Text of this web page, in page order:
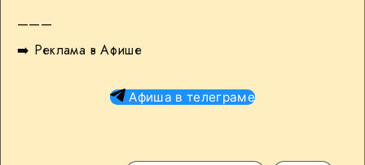
———
➡️ Реклама в Афише
Афиша в телеграме